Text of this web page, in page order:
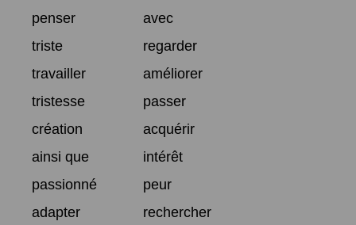
penser
avec
triste
regarder
travailler
améliorer
tristesse
passer
création
acquérir
ainsi que
intérêt
passionné
peur
adapter
rechercher